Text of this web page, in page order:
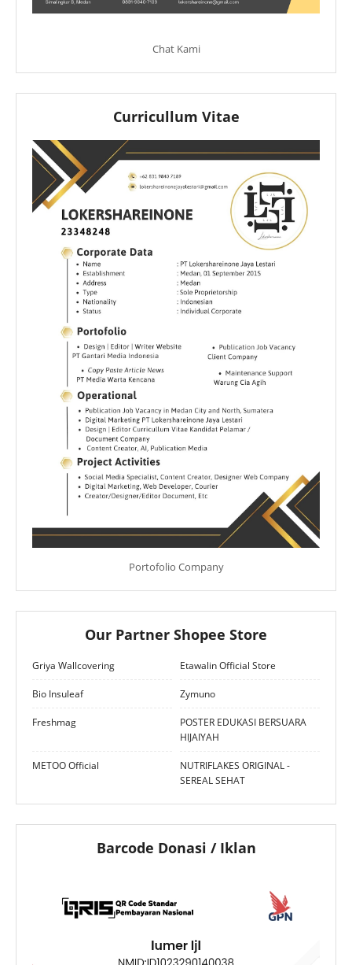
Chat Kami
Curricullum Vitae
Portofolio Company
Our Partner Shopee Store
Griya Wallcovering Etawalin Official Store
Bio Insuleaf Zymuno
Freshmag
POSTER EDUKASI BERSUARA
HIJAIYAH
METOO Official
NUTRIFLAKES ORIGINAL -
SEREAL SEHAT
Barcode Donasi / Iklan